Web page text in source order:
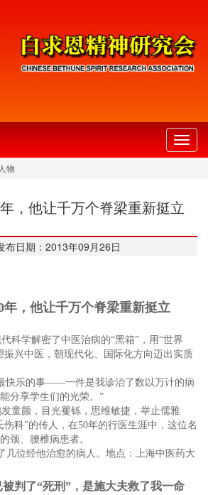
切
换
物
，他让千万个脊梁重新挺立
布日期：2013年09月26日
年，他让千万个脊梁重新挺立
科学解密了中医治病的“黑箱”，用“世界
振兴中医，朝现代化、国际化方向迈出实质
快乐的事——一件是我诊治了数以万计的病
分享学生们的光荣。”
童颜，目光矍铄，思维敏捷，举止儒雅
科”的传人，在50年的行医生涯中，这位名
颈、腰椎病患者。
位经他治愈的病人。地点：上海中医药大
判了“死刑”，是施大夫救了我一命